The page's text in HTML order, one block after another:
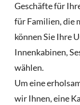
Geschäfte für
für Familien, die
können Sie Ihre
Innenkabinen,
wählen.
Um eine
wir Ihnen, eine